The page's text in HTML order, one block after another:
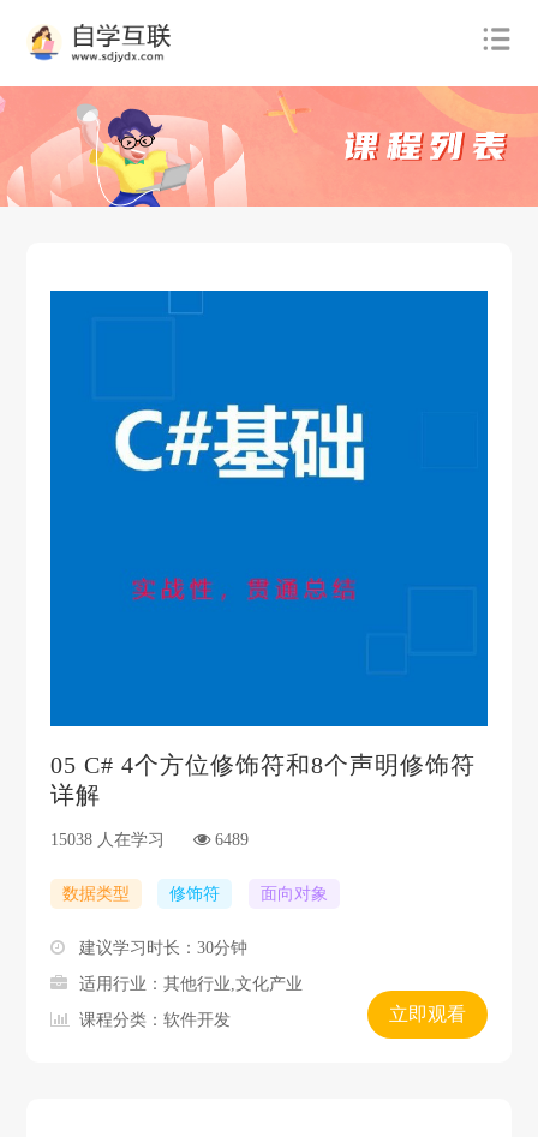
05 C# 4个方位修饰符和8个声明修饰符
详解
15038 人在学习 6489
数据类型 修饰符 面向对象
建议学习时长：30分钟
适用行业：其他行业,文化产业
课程分类：软件开发
立即观看